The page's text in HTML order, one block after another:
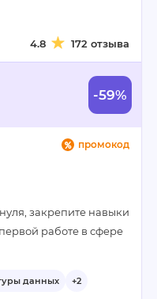
4.8 172 отзыва
-59%
промокод
закрепите навыки
работе в сфере
данных +2